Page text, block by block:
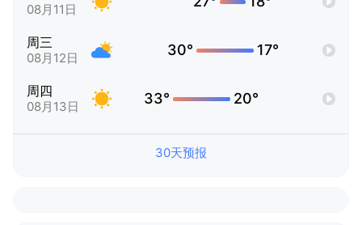
08月11日
周三
08月12日 30° 17°
周四
08月13日 33° 20°
30天预报